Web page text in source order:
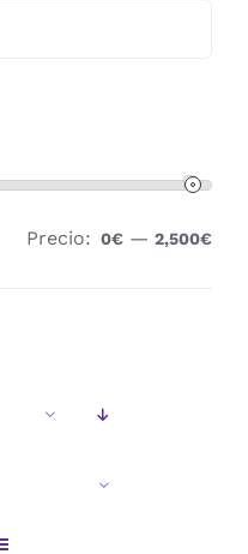
Precio: 0€ —2,500€